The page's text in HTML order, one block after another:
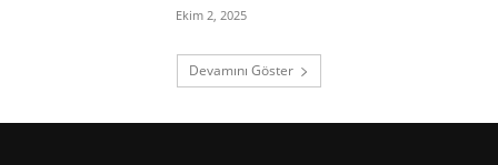
Ekim 2, 2025
Devamını Göster